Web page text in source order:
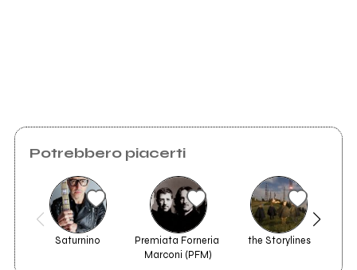
Potrebbero piacerti
Saturnino
Premiata Forneria
Marconi (PFM)
the Storylines